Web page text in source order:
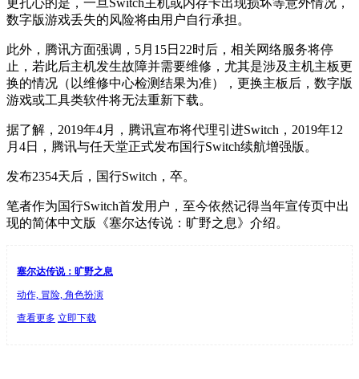
数字版游戏丢失的风险将由用户自行承担。
此外，腾讯方面强调，5月15日22时后，相关网络服务将停
止，若此后主机发生故障并需要维修，尤其是涉及主机主板更
换的情况（以维修中心检测结果为准），更换主板后，数字版
游戏或工具类软件将无法重新下载。
据了解，2019年4月，腾讯宣布将代理引进Switch，2019年12
月4日，腾讯与任天堂正式发布国行Switch续航增强版。
发布2354天后，国行Switch，卒。
笔者作为国行Switch首发用户，至今依然记得当年宣传页中出
现的简体中文版《塞尔达传说：旷野之息》介绍。
塞尔达传说：旷野之息
动作, 冒险, 角色扮演
查看更多 立即下载